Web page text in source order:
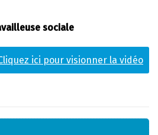
sociale
ici pour visionner la vidéo